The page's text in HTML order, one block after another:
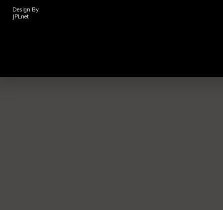
Design By
JPLnet